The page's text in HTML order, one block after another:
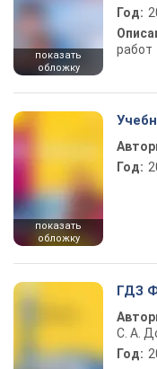
показать
обложку
Год:
работ
показать
обложку
Год:
ГДЗ
С. А.
Год: